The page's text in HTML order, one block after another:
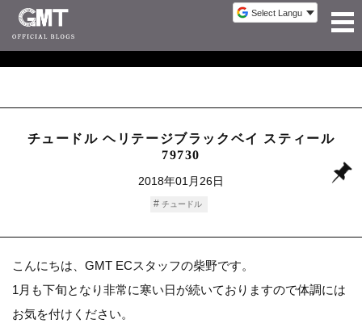
チュードル ヘリテージブラックベイ スティール
79730
2018年01月26日
チュードル
こんにちは、GMT ECスタッフの柴野です。
1月も下旬となり非常に寒い日が続いておりますので体調には
お気を付けください。